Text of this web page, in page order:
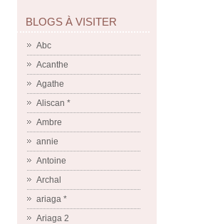
BLOGS À VISITER
Abc
Acanthe
Agathe
Aliscan *
Ambre
annie
Antoine
Archal
ariaga *
Ariaga 2